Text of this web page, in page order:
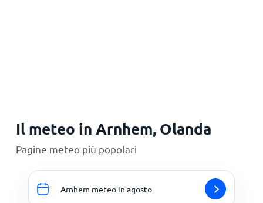
Il meteo in Arnhem, Olanda
Pagine meteo più popolari
Arnhem meteo in agosto